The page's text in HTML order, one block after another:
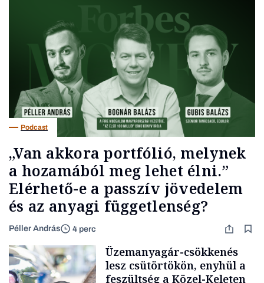
Podcast
„Van akkora portfólió, melynek
a hozamából meg lehet élni.”
Elérhető-e a passzív jövedelem
és az anyagi függetlenség?
Péller András 4 perc
Üzemanyagár-csökkenés
lesz csütörtökön, enyhül a
feszültség a Közel-Keleten